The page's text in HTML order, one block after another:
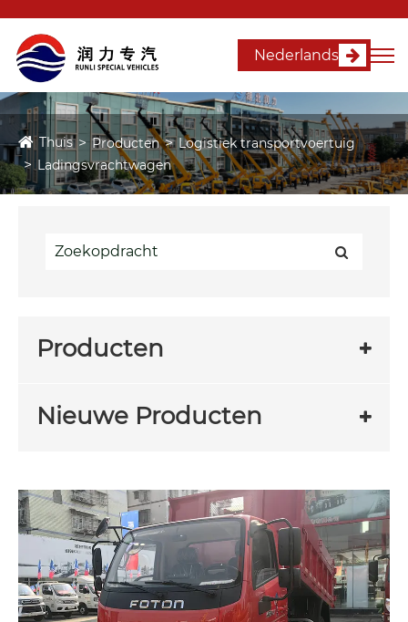
Nederlands
Thuis Producten
Logistiek transportvoertuig
Ladingsvrachtwagen
Producten
Nieuwe Producten